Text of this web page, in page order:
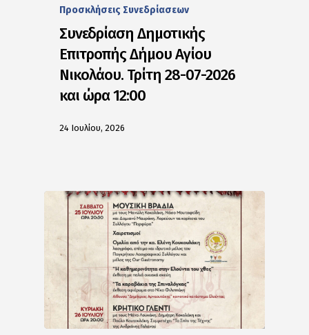
Προσκλήσεις Συνεδρίασεων
Συνεδρίαση Δημοτικής
Επιτροπής Δήμου Αγίου
Νικολάου. Τρίτη 28-07-2026
και ώρα 12:00
24 Ιουλίου, 2026